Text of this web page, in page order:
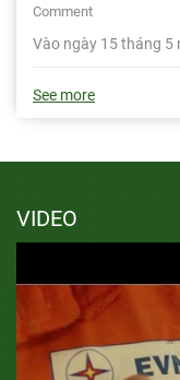
Comment
Vào ngày 15 tháng 5
See more
VIDEO